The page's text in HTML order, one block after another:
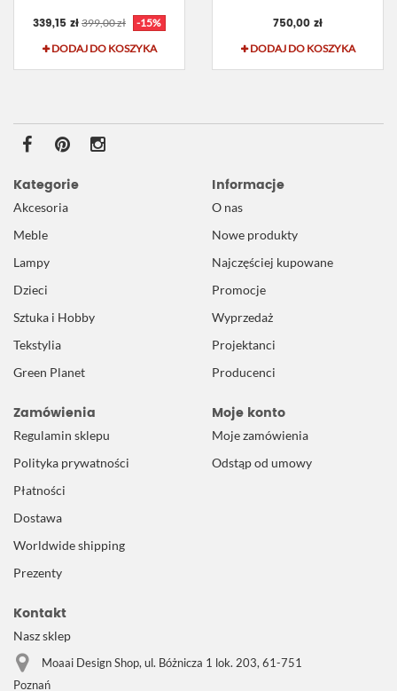
339,15 zł 399,00 zł
-15%
DODAJ DO KOSZYKA
750,00 zł
DODAJ DO KOSZYKA
Kategorie
Akcesoria
Meble
Lampy
Dzieci
Sztuka i Hobby
Tekstylia
Green Planet
Informacje
O nas
Nowe produkty
Najczęściej kupowane
Promocje
Wyprzedaż
Projektanci
Producenci
Zamówienia
Regulamin sklepu
Polityka prywatności
Płatności
Dostawa
Worldwide shipping
Prezenty
Moje konto
Moje zamówienia
Odstąp od umowy
Kontakt
Nasz sklep
Moaai Design Shop, ul. Bóżnicza 1 lok. 203, 61-751
Poznań